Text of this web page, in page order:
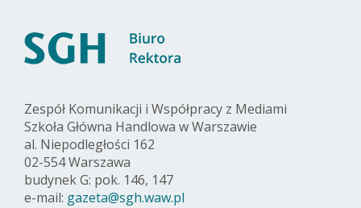
Zespół Komunikacji i Współpracy z Mediami
Szkoła Główna Handlowa w Warszawie
al. Niepodległości 162
02-554 Warszawa
budynek G: pok. 146, 147
e-mail: gazeta@sgh.waw.pl